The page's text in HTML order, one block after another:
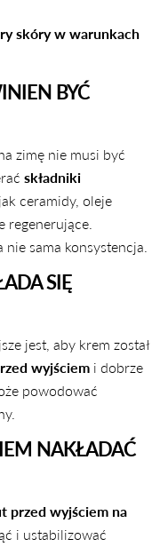
skóry w warunkach
BYĆ
zimę nie musi być
składniki
ceramidy, oleje
regenerujące.
sama konsystencja.
SIĘ
jest, aby krem został
wyjściem i dobrze
powodować
NAKŁADAĆ
przed wyjściem na
i ustabilizować
Kopiuj